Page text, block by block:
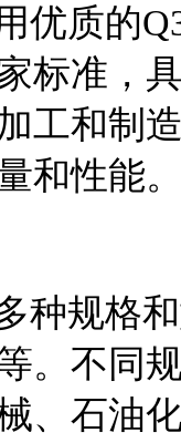
优质的
标准，
工和制
和性能
规格和
。不同
、石油